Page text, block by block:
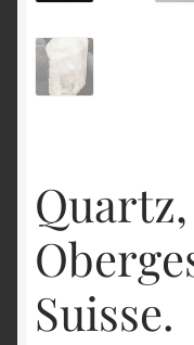
Quartz,
Suisse.